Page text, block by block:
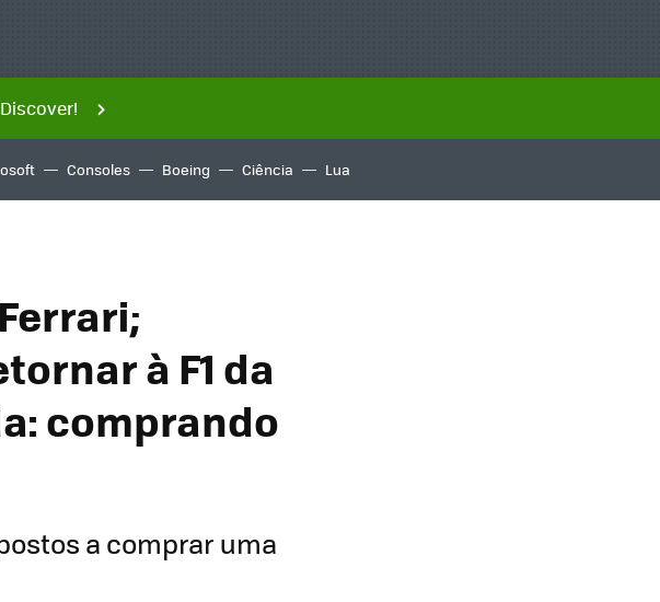
Consoles Boeing Ciência Lua
à F1 da
comprando
a comprar uma